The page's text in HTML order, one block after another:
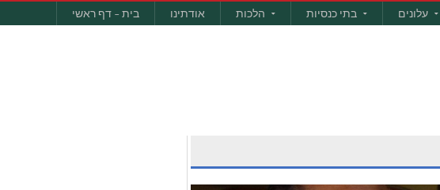
בית – דף ראשי אודתינו הלכות בתי כנסיות עלונים